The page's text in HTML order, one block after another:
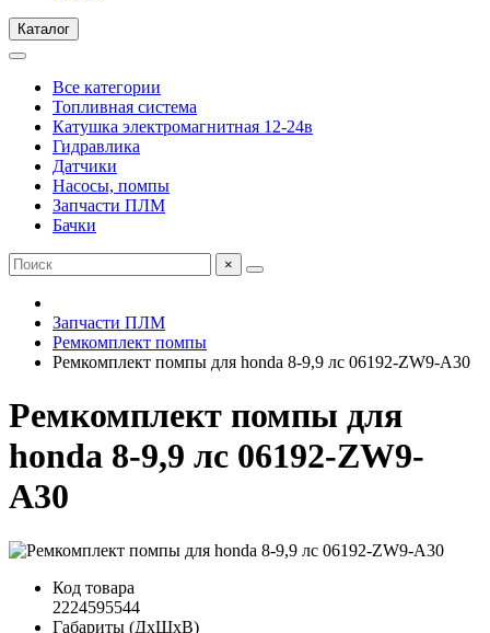
Каталог
Все категории
Топливная система
Катушка электромагнитная 12-24в
Гидравлика
Датчики
Насосы, помпы
Запчасти ПЛМ
Бачки
×
Запчасти ПЛМ
Ремкомплект помпы
Ремкомплект помпы для honda 8-9,9 лс 06192-ZW9-A30
Ремкомплект помпы для
honda 8-9,9 лс 06192-ZW9-
A30
Код товара
2224595544
Габариты (ДхШхВ)